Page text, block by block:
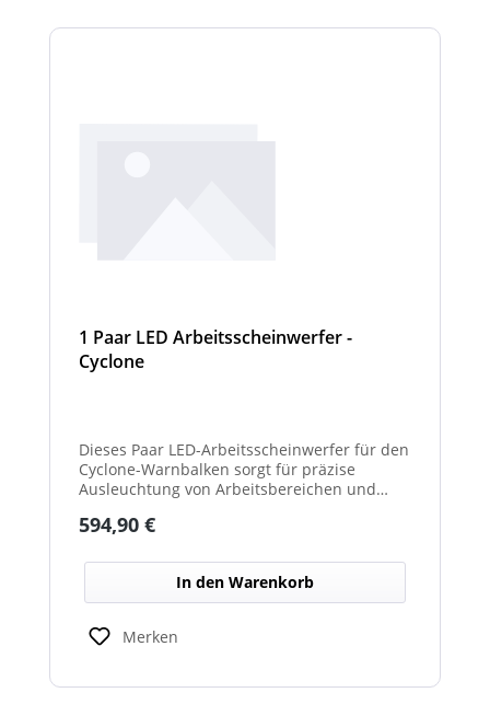
1 Paar LED Arbeitsscheinwerfer -
Cyclone
Dieses Paar LED-Arbeitsscheinwerfer für den
Cyclone-Warnbalken sorgt für präzise
Ausleuchtung von Arbeitsbereichen und
schlechten Lichtverhältnissen.
Regulärer Preis:
594,90 €
In den Warenkorb
Merken